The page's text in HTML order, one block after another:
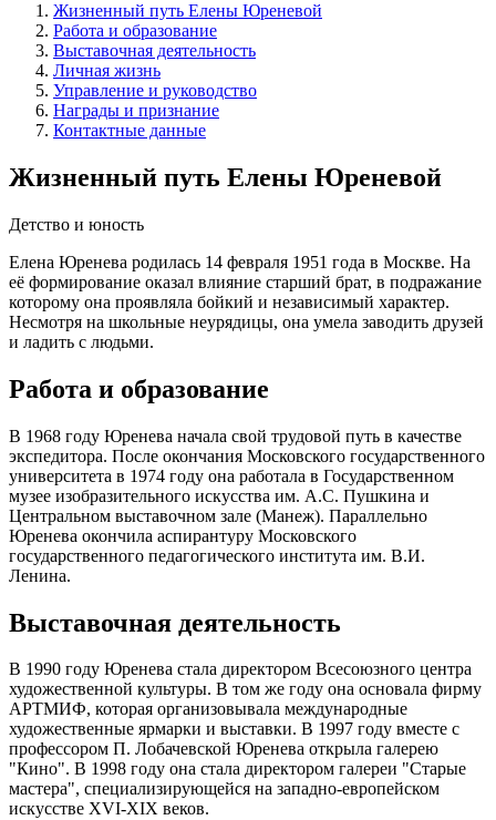
Жизненный путь Елены Юреневой
Работа и образование
Выставочная деятельность
Личная жизнь
Управление и руководство
Награды и признание
Контактные данные
Жизненный путь Елены Юреневой
Детство и юность
Елена Юренева родилась 14 февраля 1951 года в Москве. На
её формирование оказал влияние старший брат, в подражание
которому она проявляла бойкий и независимый характер.
Несмотря на школьные неурядицы, она умела заводить друзей
и ладить с людьми.
Работа и образование
В 1968 году Юренева начала свой трудовой путь в качестве
экспедитора. После окончания Московского государственного
университета в 1974 году она работала в Государственном
музее изобразительного искусства им. А.С. Пушкина и
Центральном выставочном зале (Манеж). Параллельно
Юренева окончила аспирантуру Московского
государственного педагогического института им. В.И.
Ленина.
Выставочная деятельность
В 1990 году Юренева стала директором Всесоюзного центра
художественной культуры. В том же году она основала фирму
АРТМИФ, которая организовывала международные
художественные ярмарки и выставки. В 1997 году вместе с
профессором П. Лобачевской Юренева открыла галерею
"Кино". В 1998 году она стала директором галереи "Старые
мастера", специализирующейся на западно-европейском
искусстве XVI-XIX веков.